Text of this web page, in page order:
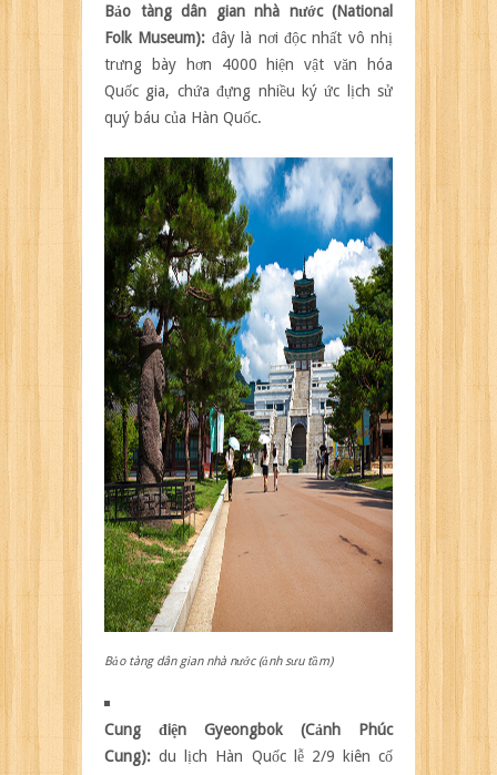
Bảo tàng dân gian nhà nước (National
Folk Museum): đây là nơi độc nhất vô nhị
trưng bày hơn 4000 hiện vật văn hóa
Quốc gia, chứa đựng nhiều ký ức lịch sử
quý báu của Hàn Quốc.
Bảo tàng dân gian nhà nước (ảnh sưu tầm)
Cung điện Gyeongbok (Cảnh Phúc
Cung): du lịch Hàn Quốc lễ 2/9 kiên cố